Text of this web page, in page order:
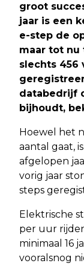
groot
jaar is een
e-step de
maar tot nu
slechts 456
databedrijf
bijhoudt,
Hoewel het
aantal gaat,
afgelopen
vorig jaar
steps
Elektrische
per uur
minimaal 16
vooralsnog